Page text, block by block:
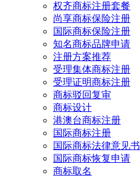
权齐商标注册套餐
尚享商标保险注册
国际商标保险注册
知名商标品牌申请
注册方案推荐
受理集体商标注册
受理证明商标注册
商标驳回复审
商标设计
港澳台商标注册
国际商标注册
国际商标法律意见书
国际商标恢复申请
商标取名